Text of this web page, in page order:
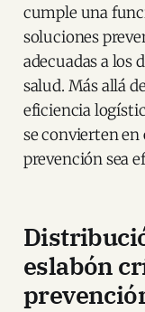
cumple una
soluciones
adecuadas a los
salud. Más allá
eficiencia
se convierten en
prevención sea
eslabón